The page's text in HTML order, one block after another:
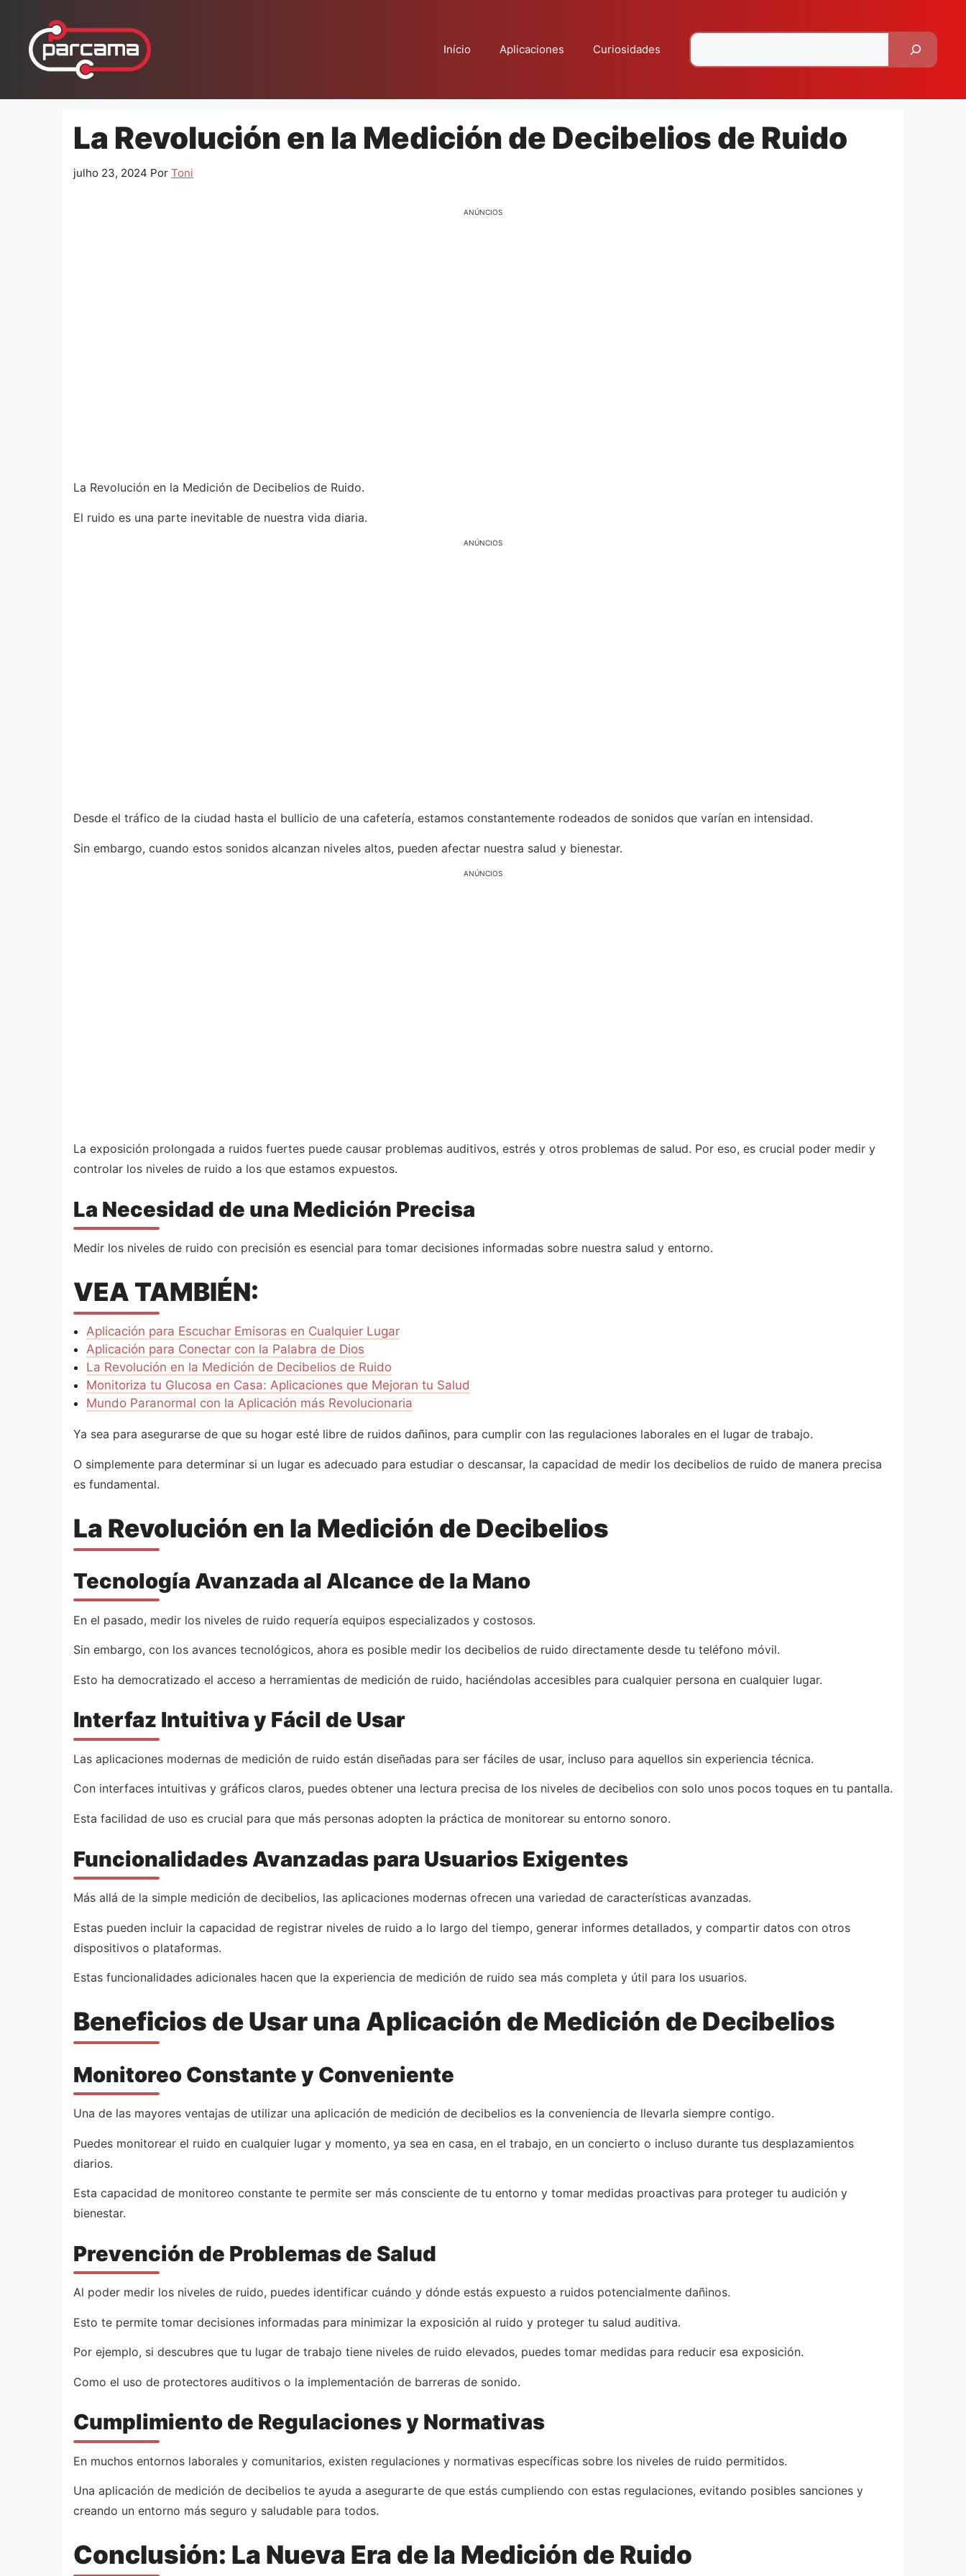
conteúdo
Início Aplicaciones Curiosidades
La Revolución en la Medición de Decibelios de Ruido
julho 23, 2024 Por Toni
ANÚNCIOS
La Revolución en la Medición de Decibelios de Ruido.
El ruido es una parte inevitable de nuestra vida diaria.
ANÚNCIOS
Desde el tráfico de la ciudad hasta el bullicio de una cafetería, estamos constantemente rodeados de sonidos que varían en intensidad.
Sin embargo, cuando estos sonidos alcanzan niveles altos, pueden afectar nuestra salud y bienestar.
ANÚNCIOS
La exposición prolongada a ruidos fuertes puede causar problemas auditivos, estrés y otros problemas de salud. Por eso, es crucial poder medir y
controlar los niveles de ruido a los que estamos expuestos.
La Necesidad de una Medición Precisa
Medir los niveles de ruido con precisión es esencial para tomar decisiones informadas sobre nuestra salud y entorno.
VEA TAMBIÉN:
Aplicación para Escuchar Emisoras en Cualquier Lugar
Aplicación para Conectar con la Palabra de Dios
La Revolución en la Medición de Decibelios de Ruido
Monitoriza tu Glucosa en Casa: Aplicaciones que Mejoran tu Salud
Mundo Paranormal con la Aplicación más Revolucionaria
Ya sea para asegurarse de que su hogar esté libre de ruidos dañinos, para cumplir con las regulaciones laborales en el lugar de trabajo.
O simplemente para determinar si un lugar es adecuado para estudiar o descansar, la capacidad de medir los decibelios de ruido de manera precisa
es fundamental.
La Revolución en la Medición de Decibelios
Tecnología Avanzada al Alcance de la Mano
En el pasado, medir los niveles de ruido requería equipos especializados y costosos.
Sin embargo, con los avances tecnológicos, ahora es posible medir los decibelios de ruido directamente desde tu teléfono móvil.
Esto ha democratizado el acceso a herramientas de medición de ruido, haciéndolas accesibles para cualquier persona en cualquier lugar.
Interfaz Intuitiva y Fácil de Usar
Las aplicaciones modernas de medición de ruido están diseñadas para ser fáciles de usar, incluso para aquellos sin experiencia técnica.
Con interfaces intuitivas y gráficos claros, puedes obtener una lectura precisa de los niveles de decibelios con solo unos pocos toques en tu pantalla.
Esta facilidad de uso es crucial para que más personas adopten la práctica de monitorear su entorno sonoro.
Funcionalidades Avanzadas para Usuarios Exigentes
Más allá de la simple medición de decibelios, las aplicaciones modernas ofrecen una variedad de características avanzadas.
Estas pueden incluir la capacidad de registrar niveles de ruido a lo largo del tiempo, generar informes detallados, y compartir datos con otros
dispositivos o plataformas.
Estas funcionalidades adicionales hacen que la experiencia de medición de ruido sea más completa y útil para los usuarios.
Beneficios de Usar una Aplicación de Medición de Decibelios
Monitoreo Constante y Conveniente
Una de las mayores ventajas de utilizar una aplicación de medición de decibelios es la conveniencia de llevarla siempre contigo.
Puedes monitorear el ruido en cualquier lugar y momento, ya sea en casa, en el trabajo, en un concierto o incluso durante tus desplazamientos
diarios.
Esta capacidad de monitoreo constante te permite ser más consciente de tu entorno y tomar medidas proactivas para proteger tu audición y
bienestar.
Prevención de Problemas de Salud
Al poder medir los niveles de ruido, puedes identificar cuándo y dónde estás expuesto a ruidos potencialmente dañinos.
Esto te permite tomar decisiones informadas para minimizar la exposición al ruido y proteger tu salud auditiva.
Por ejemplo, si descubres que tu lugar de trabajo tiene niveles de ruido elevados, puedes tomar medidas para reducir esa exposición.
Como el uso de protectores auditivos o la implementación de barreras de sonido.
Cumplimiento de Regulaciones y Normativas
En muchos entornos laborales y comunitarios, existen regulaciones y normativas específicas sobre los niveles de ruido permitidos.
Una aplicación de medición de decibelios te ayuda a asegurarte de que estás cumpliendo con estas regulaciones, evitando posibles sanciones y
creando un entorno más seguro y saludable para todos.
Conclusión: La Nueva Era de la Medición de Ruido